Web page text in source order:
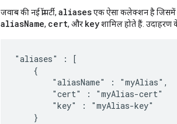
जवाब की नई प्रॉपर्टी, aliasesएक ऐसा कलेक्शन है जिसमें
aliasName, cert, और keyशामिल होते हैं. उदाहरण
"aliases" : [
    {
        "aliasName" : "myAlias",
        "cert" : "myAlias-cert"
        "key" : "myAlias-key"
    }